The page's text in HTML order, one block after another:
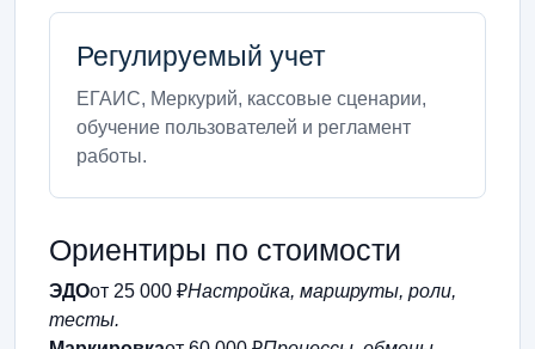
Регулируемый учет
ЕГАИС, Меркурий, кассовые сценарии,
обучение пользователей и регламент
работы.
Ориентиры по стоимости
ЭДОот 25 000 ₽Настройка, маршруты, роли,
тесты.